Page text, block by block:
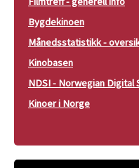
Bygdekinoen
Månedsstatistikk -
Kinobasen
NDSI - Norwegian
Kinoer i Norge